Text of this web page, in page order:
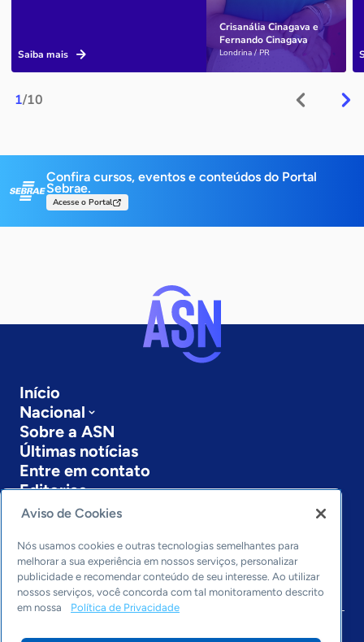
1/10
Crisanália Cinagava e
Fernando Cinagava
Londrina / PR
Saiba mais
Confira cursos, eventos e conteúdos do Portal
Sebrae.
Acesse o Portal
Início
Nacional
Sobre a ASN
Últimas notícias
Entre em contato
Editorias
Economia & Política
Inovação & Tecnologia
Cultura empreendedora
Dados
Arquivo
Aviso de Cookies
Nós usamos cookies e outras tecnologias semelhantes para
melhorar a sua experiência em nossos serviços, personalizar
publicidade e recomendar conteúdo de seu interesse. Ao utilizar
nossos serviços, você concorda com tal monitoramento descrito
em nossa
Política de Privacidade